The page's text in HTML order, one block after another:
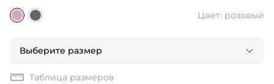
Цвет: розовый
Выберите размер
Таблица размеров